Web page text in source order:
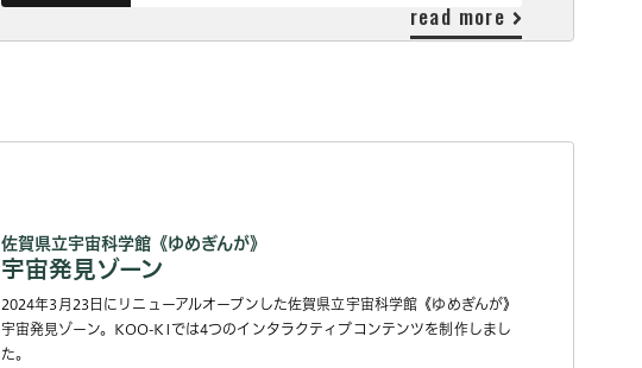
read more
佐賀県立宇宙科学館《ゆめぎんが》
宇宙発見ゾーン
2024年3月23日にリニューアルオープンした佐賀県立宇宙科学館《ゆめぎんが》
宇宙発見ゾーン。KOO-KIでは4つのインタラクティブコンテンツを制作しまし
た。